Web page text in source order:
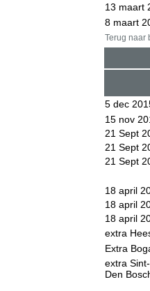
13 maart
8 maart
Terug naar
5 dec
15 nov
21 Sept
21 Sept
21 Sept
18 april
18 april
18 april
extra
Extra
extra
Den